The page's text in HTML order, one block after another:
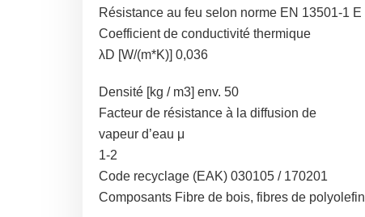
Résistance au feu selon norme EN 13501-1 E
Coefficient de conductivité thermique
λD [W/(m*K)] 0,036
Densité [kg / m3] env. 50
Facteur de résistance à la diffusion de
vapeur d’eau μ
1-2
Code recyclage (EAK) 030105 / 170201
Composants Fibre de bois, fibres de